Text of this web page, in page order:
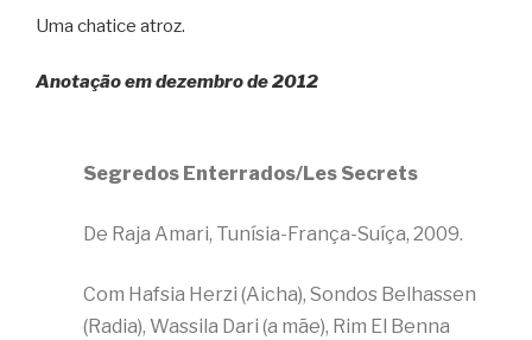
Uma chatice atroz.
Anotação em dezembro de 2012
Segredos Enterrados/Les Secrets
De Raja Amari, Tunísia-França-Suíça, 2009.
Com Hafsia Herzi (Aicha), Sondos Belhassen
(Radia), Wassila Dari (a mãe), Rim El Benna